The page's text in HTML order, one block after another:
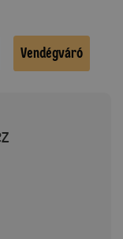
Vendégváró